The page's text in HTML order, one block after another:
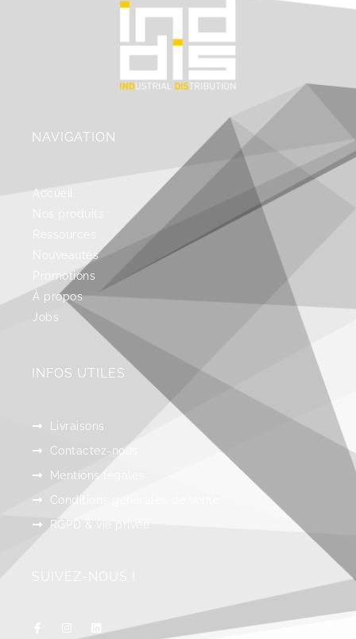
NAVIGATION
Accueil
Nouveautés
Promotions
À propos
Jobs
INFOS UTILES
Livraisons
Contactez-nous
Mentions légales
Conditions générales de vente
RGPD & vie privée